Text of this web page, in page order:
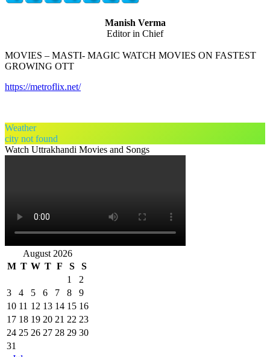
Manish Verma
Editor in Chief
MOVIES – MASTI- MAGIC WATCH MOVIES ON FASTEST
GROWING OTT
https://metroflix.net/
Weather
city not found
Watch Uttrakhandi Movies and Songs
August 2026
M T W T F S
S
1
2
3
4 5 6 7 8
9
10 11 12 13 14 15 16
17 18 19 20 21 22 23
24 25 26 27 28 29 30
31